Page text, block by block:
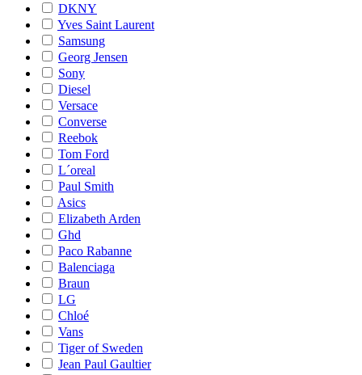
DKNY
Yves Saint Laurent
Samsung
Georg Jensen
Sony
Diesel
Versace
Converse
Reebok
Tom Ford
L´oreal
Paul Smith
Asics
Elizabeth Arden
Ghd
Paco Rabanne
Balenciaga
Braun
LG
Chloé
Vans
Tiger of Sweden
Jean Paul Gaultier